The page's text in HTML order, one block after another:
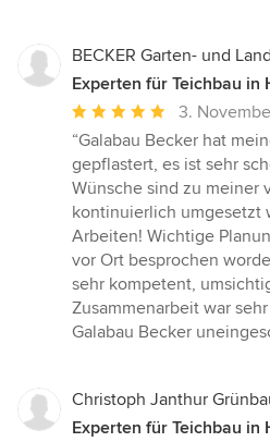
BECKER Garten- und
Experten für Teichbau in
Durchschnittliche
Bewertung:
5
von
5
Sternen
3.
“Galabau Becker hat
gepflastert, es ist sehr
Wünsche sind zu meiner
kontinuierlich umgesetzt
Arbeiten! Wichtige
vor Ort besprochen
sehr kompetent,
Zusammenarbeit war
Galabau Becker
Christoph Janthur
Experten für Teichbau in